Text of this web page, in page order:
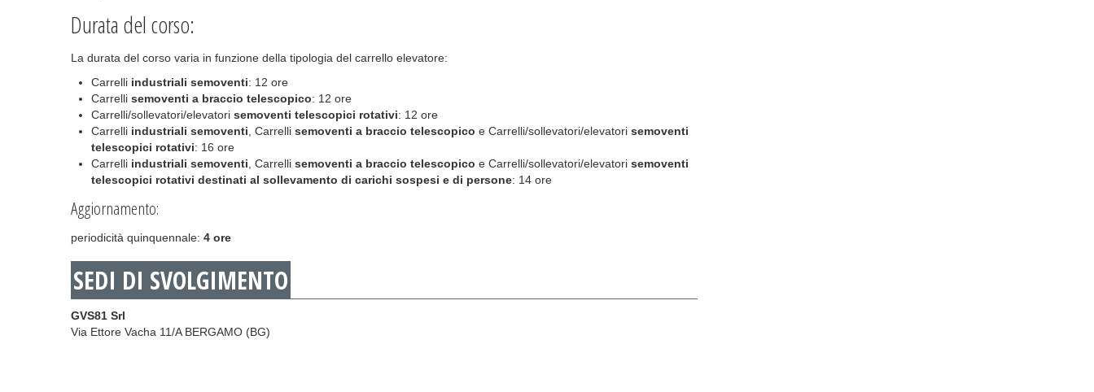
Durata del corso:
La durata del corso varia in funzione della tipologia del carrello elevatore:
Carrelli industriali semoventi: 12 ore
Carrelli semoventi a braccio telescopico: 12 ore
Carrelli/sollevatori/elevatori semoventi telescopici rotativi: 12 ore
Carrelli industriali semoventi , Carrelli semoventi a braccio telescopico e Carrelli/sollevatori/elevatori semoventi
telescopici rotativi: 16 ore
Carrelli industriali semoventi , Carrelli semoventi a braccio telescopico e Carrelli/sollevatori/elevatori semoventi
telescopici rotativi destinati al sollevamento di carichi sospesi e di persone: 14 ore
Aggiornamento:
periodicità quinquennale: 4 ore
SEDI DI SVOLGIMENTO
GVS81 Srl
Via Ettore Vacha 11/A BERGAMO (BG)